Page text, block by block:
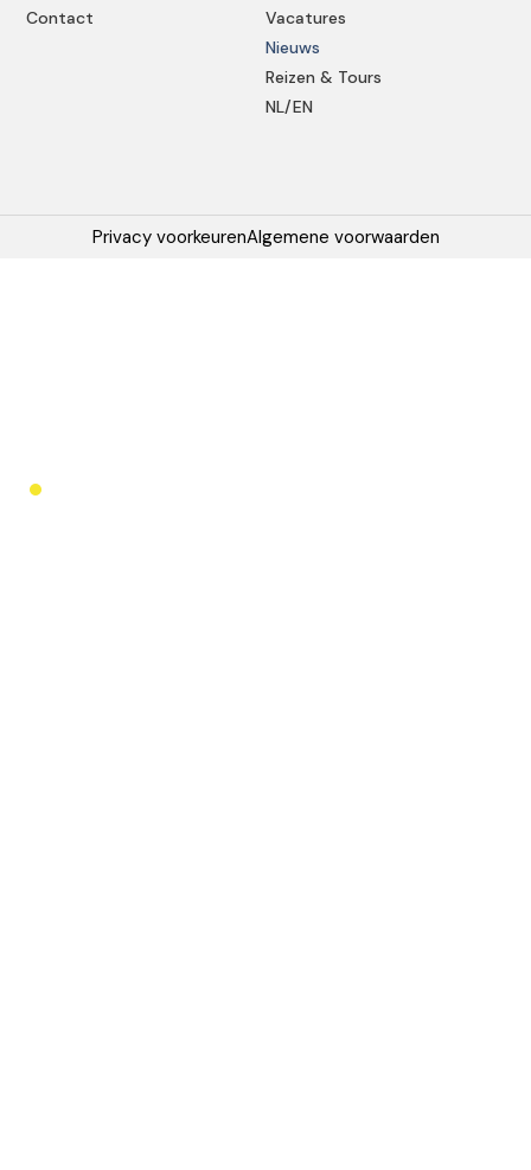
Vacatures
Nieuws
Reizen & Tours
NL/EN
Contact
Privacy voorkeurenAlgemene voorwaarden